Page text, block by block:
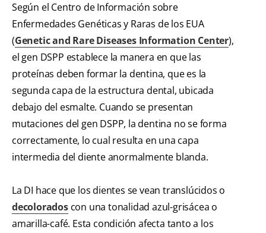
Según el Centro de Información sobre
Enfermedades Genéticas y Raras de los EUA
(Genetic and Rare Diseases Information Center),
el gen DSPP establece la manera en que las
proteínas deben formar la dentina, que es la
segunda capa de la estructura dental, ubicada
debajo del esmalte. Cuando se presentan
mutaciones del gen DSPP, la dentina no se forma
correctamente, lo cual resulta en una capa
intermedia del diente anormalmente blanda.
La DI hace que los dientes se vean translúcidos o
decoloradoscon una tonalidad azul-grisácea o
amarilla-café. Esta condición afecta tanto a los